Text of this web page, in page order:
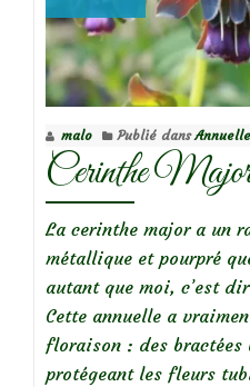
malo Publié dans
Cerinthe
La cerinthe major a un
métallique et pourpré
autant que moi, c’est
Cette annuelle a
floraison : des
protégeant les fleurs